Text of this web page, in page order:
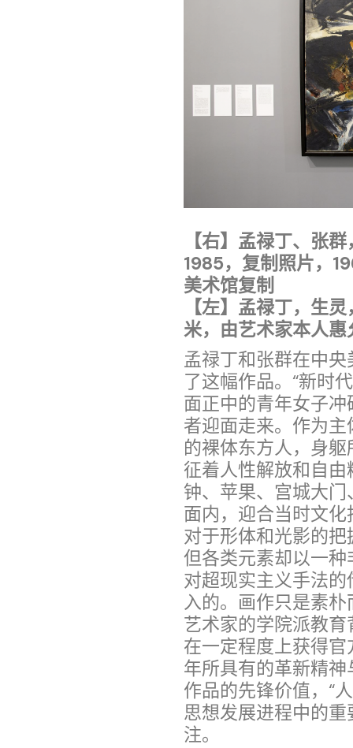
【右】孟禄丁、张
1985，复制照片，
美术馆复制
【左】孟禄丁，生
米，由艺术家本人惠
孟禄丁和张群在中
了这幅作品。“新时
面正中的青年女子
者迎面走来。作为
的裸体东方人，身
征着人性解放和自
钟、苹果、宫城大
面内，迎合当时文
对于形体和光影的
但‍各类元素却以一
对超现实主义手法
入的。画作只是素
艺术家的学院派教
在一定程度上获得
年所具有的革新精
作品的先锋价值，“
思想发展进程中的
注。